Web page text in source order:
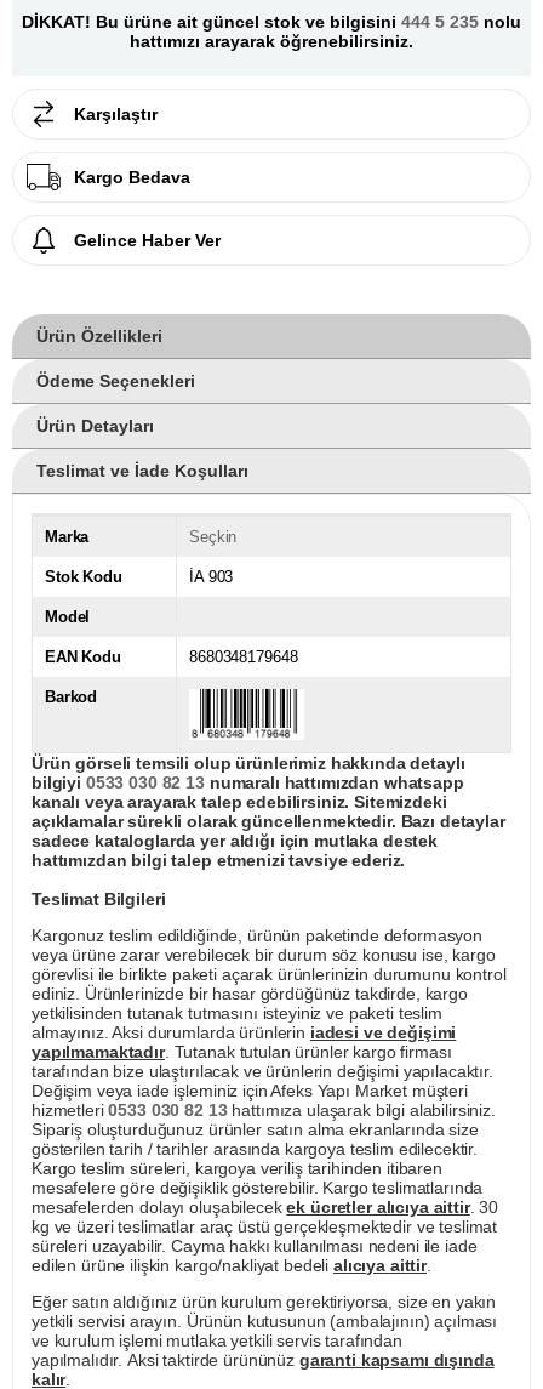
DİKKAT! Bu ürüne ait güncel stok ve bilgisini 444 5 235 nolu
hattımızı arayarak öğrenebilirsiniz.
Karşılaştır
Kargo Bedava
Gelince Haber Ver
Ürün Özellikleri
Ödeme Seçenekleri
Ürün Detayları
Teslimat ve İade Koşulları
Marka Seçkin
Stok Kodu İA 903
Model
EAN Kodu 8680348179648
Barkod
Ürün görseli temsili olup ürünlerimiz hakkında detaylı
bilgiyi 0533 030 82 13numaralı hattımızdan whatsapp
kanalı veya arayarak talep edebilirsiniz. Sitemizdeki
açıklamalar sürekli olarak güncellenmektedir. Bazı detaylar
sadece kataloglarda yer aldığı için mutlaka destek
hattımızdan bilgi talep etmenizi tavsiye ederiz.
Teslimat Bilgileri
Kargonuz teslim edildiğinde, ürünün paketinde deformasyon
veya ürüne zarar verebilecek bir durum söz konusu ise, kargo
görevlisi ile birlikte paketi açarak ürünlerinizin durumunu kontrol
ediniz. Ürünlerinizde bir hasar gördüğünüz takdirde, kargo
yetkilisinden tutanak tutmasını isteyiniz ve paketi teslim
almayınız. Aksi durumlarda ürünlerin iadesi ve değişimi
yapılmamaktadır. Tutanak tutulan ürünler kargo firması
tarafından bize ulaştırılacak ve ürünlerin değişimi yapılacaktır.
Değişim veya iade işleminiz için Afeks Yapı Market müşteri
hizmetleri0533 030 82 13hattımıza ulaşarak bilgi alabilirsiniz.
Sipariş oluşturduğunuz ürünler satın alma ekranlarında size
gösterilen tarih / tarihler arasında kargoya teslim edilecektir.
Kargo teslim süreleri, kargoya veriliş tarihinden itibaren
mesafelere göre değişiklik gösterebilir. Kargo teslimatlarında
mesafelerden dolayı oluşabilecekek ücretler alıcıya aittir. 30
kg ve üzeri teslimatlar araç üstü gerçekleşmektedir ve teslimat
süreleri uzayabilir. Cayma hakkı kullanılması nedeni ile iade
edilen ürüne ilişkin kargo/nakliyat bedeli alıcıya aittir.
Eğer satın aldığınız ürün kurulum gerektiriyorsa, size en yakın
yetkili servisi arayın. Ürünün kutusunun (ambalajının) açılması
ve kurulum işlemi mutlaka yetkili servis tarafından
yapılmalıdır. Aksi taktirde ürününüz garanti kapsamı dışında
kalır.